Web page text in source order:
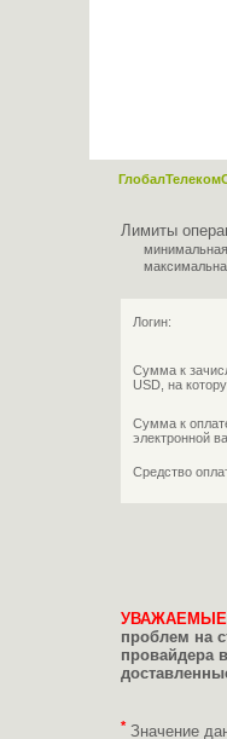
Лимиты
Логин:
Сумма к
USD, на
Сумма к
электронной
Средство
проблем на
провайдера
* Значение